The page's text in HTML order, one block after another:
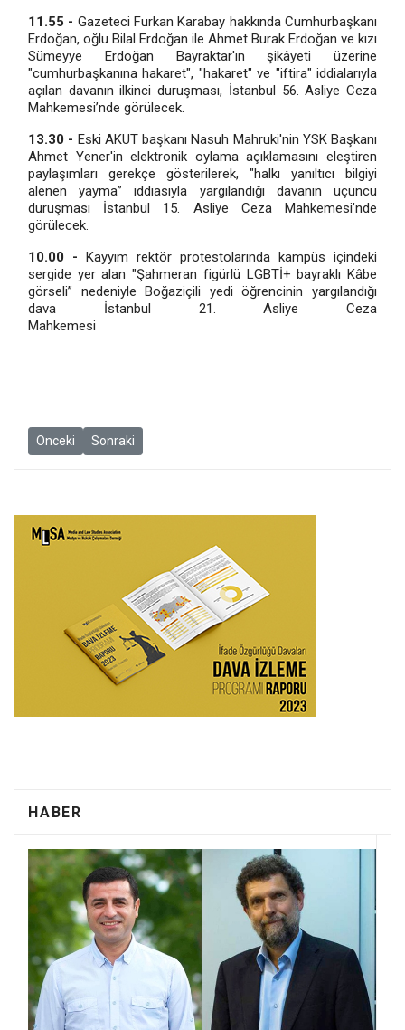
11.55 - Gazeteci Furkan Karabay hakkında Cumhurbaşkanı
Erdoğan, oğlu Bilal Erdoğan ile Ahmet Burak Erdoğan ve kızı
Sümeyye Erdoğan Bayraktar'ın şikâyeti üzerine
"cumhurbaşkanına hakaret", "hakaret" ve "iftira" iddialarıyla
açılan davanın ilkinci duruşması, İstanbul 56. Asliye Ceza
Mahkemesi’nde görülecek.
13.30 - Eski AKUT başkanı Nasuh Mahruki'nin YSK Başkanı
Ahmet Yener'in elektronik oylama açıklamasını eleştiren
paylaşımları gerekçe gösterilerek, "halkı yanıltıcı bilgiyi
alenen yayma” iddiasıyla yargılandığı davanın üçüncü
duruşması İstanbul 15. Asliye Ceza Mahkemesi’nde
görülecek.
10.00 - Kayyım rektör protestolarında kampüs içindeki
sergide yer alan "Şahmeran figürlü LGBTİ+ bayraklı Kâbe
görseli” nedeniyle Boğaziçili yedi öğrencinin yargılandığı
dava İstanbul 21. Asliye Ceza
Mahkemesi
Önceki makale: 24 Şubat Haftası: Gazetecilik ve ifade özgürlüğü
Önceki Sonraki makale: 10 Şubat Haftası: Gazetecilik ve ifade
Sonraki
HABER